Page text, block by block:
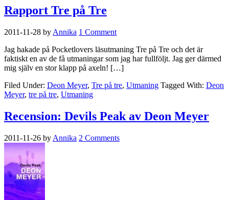
Rapport Tre på Tre
2011-11-28 by Annika 1 Comment
Jag hakade på Pocketlovers läsutmaning Tre på Tre och det är
faktiskt en av de få utmaningar som jag har fullföljt. Jag ger därmed
mig själv en stor klapp på axeln! […]
Filed Under: Deon Meyer, Tre på tre, Utmaning Tagged With: Deon
Meyer, tre på tre, Utmaning
Recension: Devils Peak av Deon Meyer
2011-11-26 by Annika 2 Comments